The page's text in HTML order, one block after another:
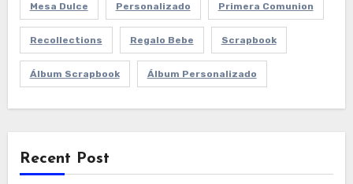
Mesa Dulce Personalizado Primera Comunion
Recollections Regalo Bebe Scrapbook
Álbum Scrapbook Álbum Personalizado
Recent Post